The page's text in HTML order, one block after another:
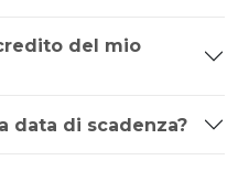
del mio
data di scadenza?